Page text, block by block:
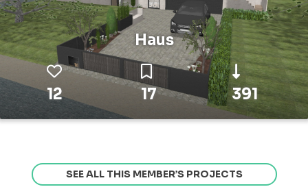
Haus
12 17 391
SEE ALL THIS MEMBER’S PROJECTS